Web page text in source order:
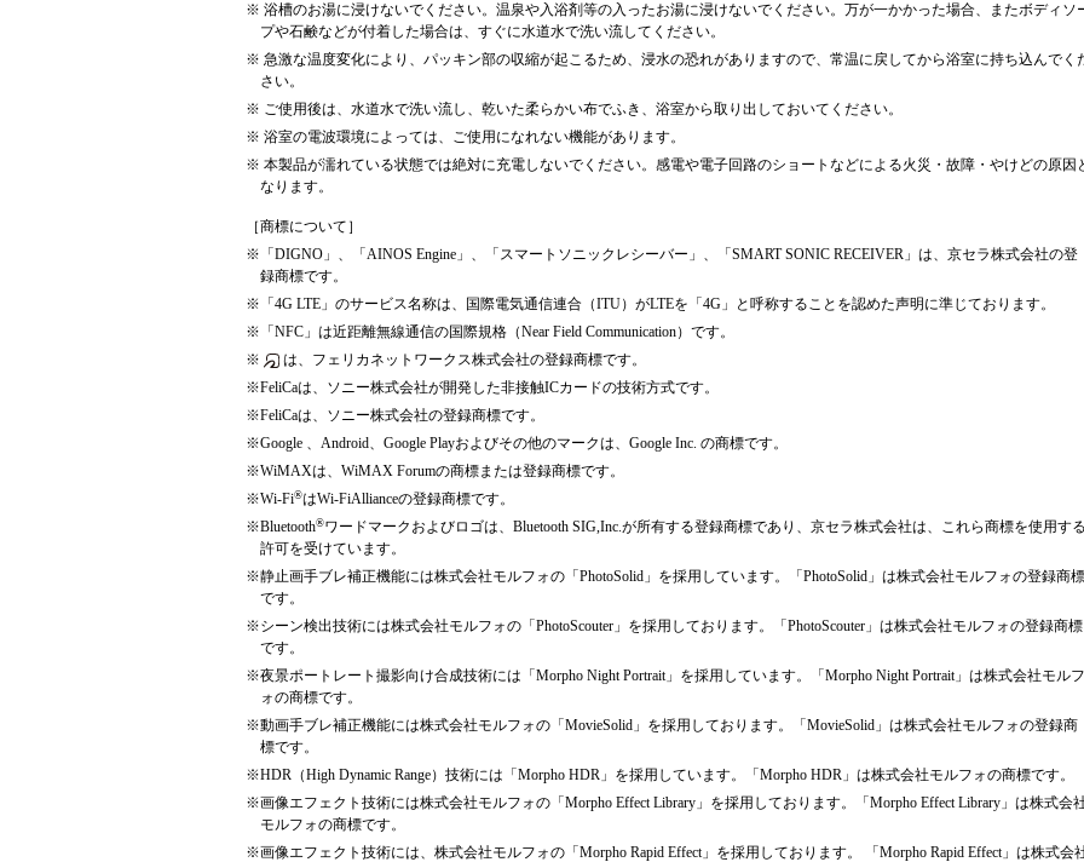
※ 浴槽のお湯に浸けないでください。温泉や入浴剤等の入ったお湯に浸けないでください。万が一かかった場合、またボディソ
プや石鹸などが付着した場合は、すぐに水道水で洗い流してください。
※ 急激な温度変化により、パッキン部の収縮が起こるため、浸水の恐れがありますので、常温に戻してから浴室に持ち込んでく
さい。
※ ご使用後は、水道水で洗い流し、乾いた柔らかい布でふき、浴室から取り出しておいてください。
※ 浴室の電波環境によっては、ご使用になれない機能があります。
※ 本製品が濡れている状態では絶対に充電しないでください。感電や電子回路のショートなどによる火災・故障・やけどの原因
なります。
［商標について］
※ 「DIGNO」、「AINOS Engine」、「スマートソニックレシーバー」、「SMART SONIC RECEIVER」は、京セラ株式会社の登
録商標です。
※ 「4G LTE」のサービス名称は、国際電気通信連合（ITU）がLTEを「4G」と呼称することを認めた声明に準じております。
※ 「NFC」は近距離無線通信の国際規格（Near Field Communication）です。
※
は、フェリカネットワークス株式会社の登録商標です。
※FeliCaは、ソニー株式会社が開発した非接触ICカードの技術方式です。
※FeliCaは、ソニー株式会社の登録商標です。
※Google 、Android、Google Playおよびその他のマークは、Google Inc. の商標です。
※WiMAXは、WiMAX Forumの商標または登録商標です。
※Wi-Fi®はWi-FiAllianceの登録商標です。
※Bluetooth®ワードマークおよびロゴは、Bluetooth SIG,Inc.が所有する登録商標であり、京セラ株式会社は、これら商標を使用する
許可を受けています。
※静止画手ブレ補正機能には株式会社モルフォの「PhotoSolid」を採用しています。「PhotoSolid」は株式会社モルフォの登録商標
です。
※シーン検出技術には株式会社モルフォの「PhotoScouter」を採用しております。「PhotoScouter」は株式会社モルフォの登録商標
です。
※夜景ポートレート撮影向け合成技術には「Morpho Night Portrait」を採用しています。「Morpho Night Portrait」は株式会社モルフ
ォの商標です。
※動画手ブレ補正機能には株式会社モルフォの「MovieSolid」を採用しております。「MovieSolid」は株式会社モルフォの登録商
標です。
※HDR（High Dynamic Range）技術には「Morpho HDR」を採用しています。「Morpho HDR」は株式会社モルフォの商標です。
※画像エフェクト技術には株式会社モルフォの「Morpho Effect Library」を採用しております。「Morpho Effect Library」は株式会
モルフォの商標です。
※画像エフェクト技術には、株式会社モルフォの「Morpho Rapid Effect」を採用しております。 「Morpho Rapid Effect」は株式会